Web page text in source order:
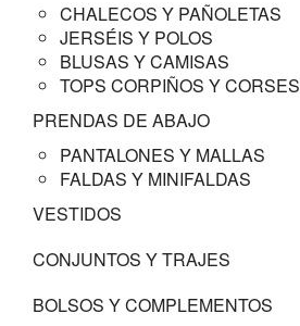
CHALECOS Y PAÑOLETAS
JERSÉIS Y POLOS
BLUSAS Y CAMISAS
TOPS CORPIÑOS Y CORSES
PRENDAS DE ABAJO
PANTALONES Y MALLAS
FALDAS Y MINIFALDAS
VESTIDOS
CONJUNTOS Y TRAJES
BOLSOS Y COMPLEMENTOS